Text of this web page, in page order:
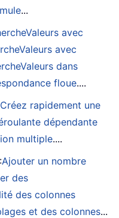
...
avec
avec
dans
floue....
Créez rapidement une
dépendante
multiple....
:Ajouter un nombre
des
des colonnes
et des colonnes...